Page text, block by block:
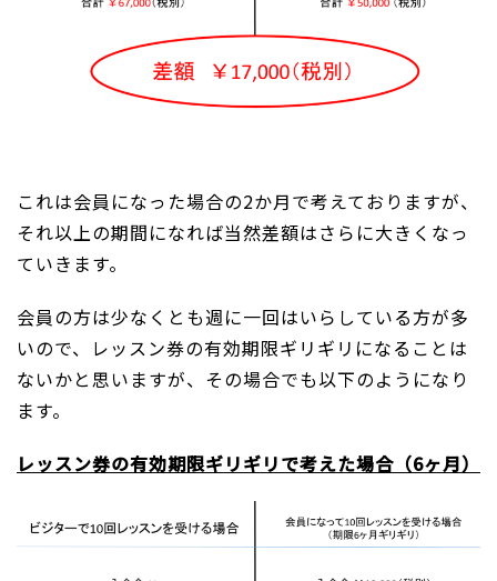
これは会員になった場合の2か月で考えておりますが、
それ以上の期間になれば当然差額はさらに大きくなっ
ていきます。
会員の方は少なくとも週に一回はいらしている方が多
いので、レッスン券の有効期限ギリギリになることは
ないかと思いますが、その場合でも以下のようになり
ます。
レッスン券の有効期限ギリギリで考えた場合（6ヶ月）